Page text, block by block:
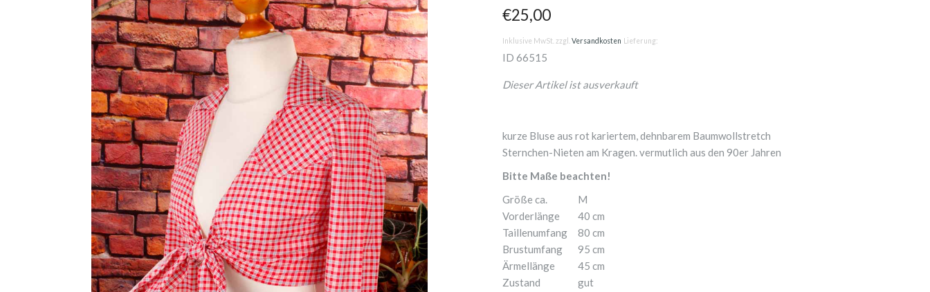
€25,00
Inklusive MwSt. zzgl. Versandkosten Lieferung:
ID 66515
Dieser Artikel ist ausverkauft
kurze Bluse aus rot kariertem, dehnbarem Baumwollstretch
Sternchen-Nieten am Kragen. vermutlich aus den 90er Jahren
Bitte Maße beachten!
Größe ca.
Vorderlänge
Taillenumfang
Brustumfang
Ärmellänge
Zustand
M
40 cm
80 cm
95 cm
45 cm
gut